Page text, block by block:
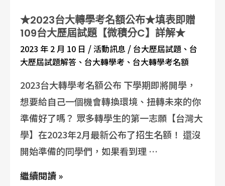
★2023台大轉學考名額公布★填表即贈
109台大歷屆試題【微積分C】詳解★
2023 年 2 月 10 日 / 活動訊息 / 台大歷屆試題 、 台
大歷屆試題解答 、 台大轉學考 、 台大轉學考名額
2023台大轉學考名額公布 下學期即將開學，
想要給自己一個機會轉換環境、扭轉未來的你
準備好了嗎？ 眾多轉學生的第一志願【台灣大
學】在2023年2月最新公布了招生名額！ 還沒
開始準備的同學們，如果看到理 …
繼續閱讀 »